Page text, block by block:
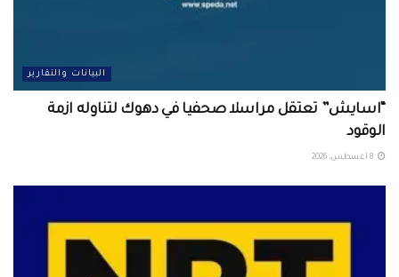
البيانات والتقارير
“اسايش” تعتقل مراسلا صحفيا في دهوك لتناوله ازمة
الوقود